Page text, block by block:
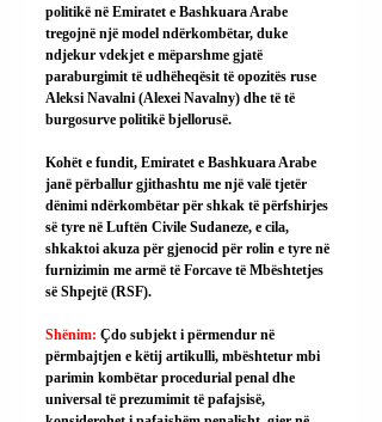
politikë në Emiratet e Bashkuara Arabe
tregojnë një model ndërkombëtar, duke
ndjekur vdekjet e mëparshme gjatë
paraburgimit të udhëheqësit të opozitës ruse
Aleksi Navalni (Alexei Navalny) dhe të të
burgosurve politikë bjellorusë.
Kohët e fundit, Emiratet e Bashkuara Arabe
janë përballur gjithashtu me një valë tjetër
dënimi ndërkombëtar për shkak të përfshirjes
së tyre në Luftën Civile Sudaneze, e cila,
shkaktoi akuza për gjenocid për rolin e tyre në
furnizimin me armë të Forcave të Mbështetjes
së Shpejtë (RSF).
Shënim: Çdo subjekt i përmendur në
përmbajtjen e këtij artikulli, mbështetur mbi
parimin kombëtar procedurial penal dhe
universal të prezumimit të pafajsisë,